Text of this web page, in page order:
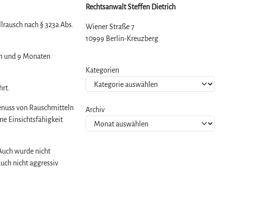
nach § 323a Abs.
und 9 Monaten
von Rauschmitteln
Einsichtsfähigkeit
wurde nicht
nicht aggressiv
Rechtsanwalt Steffen Dietrich
Wiener Straße 7
10999 Berlin-Kreuzberg
Kategorien
Archiv